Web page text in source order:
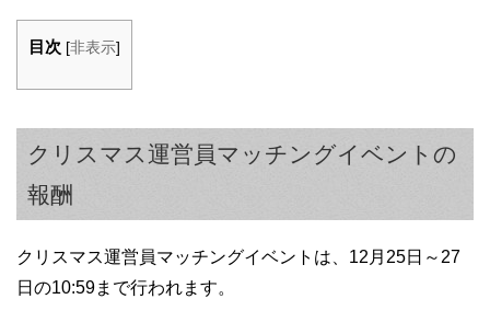
目次 [非表示]
クリスマス運営員マッチングイベントの
報酬
クリスマス運営員マッチングイベントは、12月25日～27
日の10:59まで行われます。